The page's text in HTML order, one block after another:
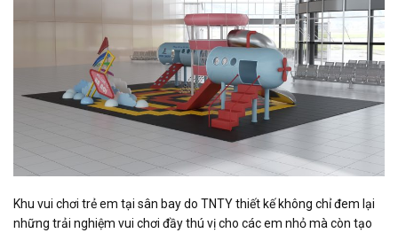
Khu vui chơi trẻ em tại sân bay do TNTY thiết kế không chỉ đem lại
những trải nghiệm vui chơi đầy thú vị cho các em nhỏ mà còn tạo